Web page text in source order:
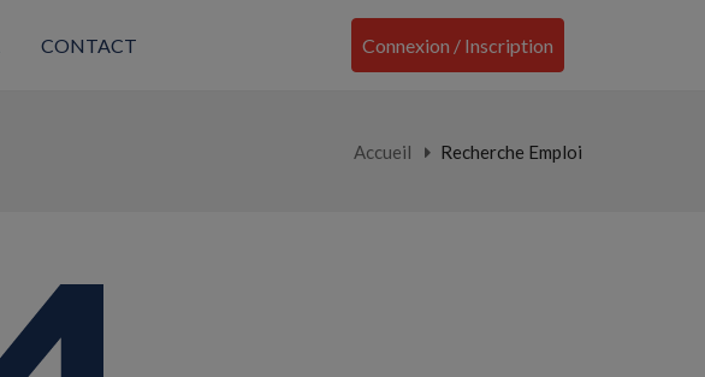
CONTACT Connexion / Inscription
Accueil Recherche Emploi